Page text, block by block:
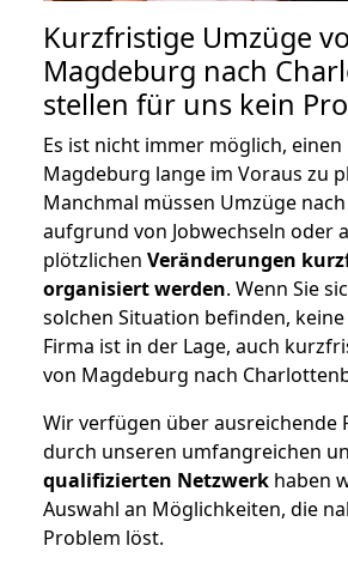
Kurzfristige Umzüge
Magdeburg nach
stellen für uns kein
Es ist nicht immer möglich,
Magdeburg lange im Voraus zu
Manchmal müssen Umzüge
aufgrund von Jobwechseln oder
plötzlichen Veränderungen
organisiert werden. Wenn Sie
solchen Situation befinden,
Firma ist in der Lage, auch
von Magdeburg nach
Wir verfügen über ausreichende
durch unseren umfangreichen
qualifizierten Netzwerk haben
Auswahl an Möglichkeiten, die
Problem löst.